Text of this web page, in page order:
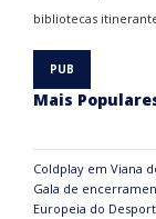
bibliotecas
Mais
Coldplay em Viana
Gala de
Europeia do